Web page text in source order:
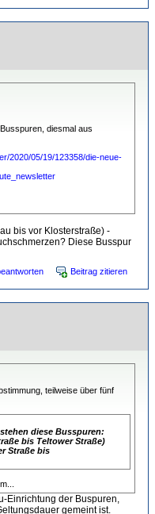
diesmal aus
2020/05/19/123358/die-neue-
bis vor Klosterstraße) -
Diese Busspur
Beitrag zitieren
teilweise über fünf
diese Busspuren:
bis Teltower Straße)
Straße bis
Einrichtung der Buspuren,
gemeint ist.